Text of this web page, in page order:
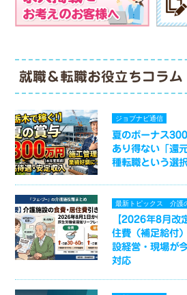
就職＆転職お役立ちコラム
ジョブナビ通信
夏のボーナス
あり得ない「還
種転職という選
最新トピックス 介護
【2026年8月改
住費（補足給付
設経営・現場が
対応